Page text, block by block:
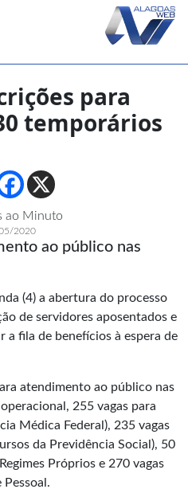
para
temporários
ao Minuto
2020
ao público nas
(4) a abertura do processo
de servidores aposentados e
a fila de benefícios à espera de
atendimento ao público nas
255 vagas para
Médica Federal), 235 vagas
da Previdência Social), 50
Próprios e 270 vagas
Pessoal.